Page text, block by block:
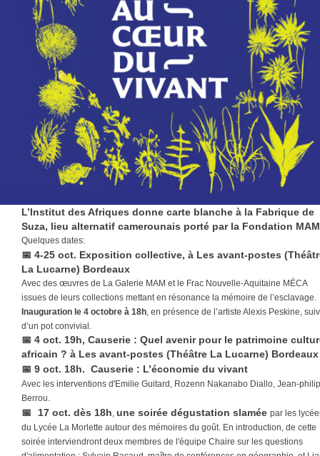
L’Institut des Afriques donne carte blanche à la Fabrique de
Suza, lieu alternatif camerounais porté par la Fondation MAM
Quelques dates:
📅 4-25 oct. Exposition collective, à Les avant-postes
La Lucarne) Bordeaux
Avec des œuvres de La Galerie MAM et le Frac Nouvelle-Aquitaine MÉCA
issues de leurs collections mettant en résonance la mémoire de l’esclavage.
Inauguration le 4 octobre à 18h, en présence de l’artiste Alexis Peskine,
d’un pot convivial.
📅 4 oct. 19h, Causerie : Quel avenir pour le patrimoine
africain ? à Les avant-postes (Théâtre La Lucarne) Bordeaux
📅 9 oct. 18h. Causerie : L’économie du vivant
Avec les interventions d'Emilie Guitard, Rozenn Nakanabo Diallo, Jean-
Berrou.
📅 17 oct. dès 18h, une soirée dégustation slamée par les
du Lycée La Morlette autour des mémoires du goût. En introduction, de cette
soirée interviendront deux membres de l'équipe Chaire sur les questions